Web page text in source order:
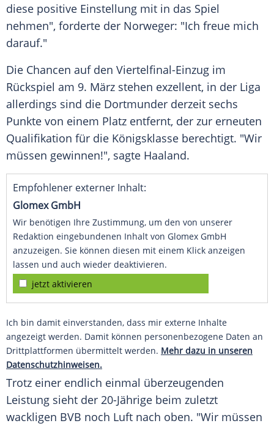
diese positive Einstellung mit in das Spiel
nehmen", forderte der Norweger: "Ich freue mich
darauf."
Die Chancen auf den Viertelfinal-Einzug im
Rückspiel am 9. März stehen exzellent, in der Liga
allerdings sind die Dortmunder derzeit sechs
Punkte von einem Platz entfernt, der zur erneuten
Qualifikation für die Königsklasse berechtigt. "Wir
müssen gewinnen!", sagte Haaland.
Empfohlener externer Inhalt:
Glomex GmbH
Wir benötigen Ihre Zustimmung, um den von unserer
Redaktion eingebundenen Inhalt von Glomex GmbH
anzuzeigen. Sie können diesen mit einem Klick anzeigen
lassen und auch wieder deaktivieren.
jetzt aktivieren
Ich bin damit einverstanden, dass mir externe Inhalte
angezeigt werden. Damit können personenbezogene Daten an
Drittplattformen übermittelt werden. Mehr dazu in unseren
Datenschutzhinweisen.
Trotz einer endlich einmal überzeugenden
Leistung sieht der 20-Jährige beim zuletzt
wackligen BVB noch Luft nach oben. "Wir müssen